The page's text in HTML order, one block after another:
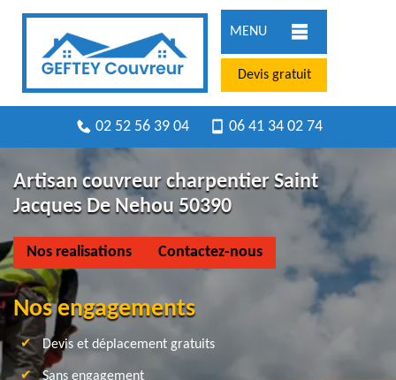
MENU
Devis gratuit
02 52 56 39 04 06 41 34 02 74
Artisan couvreur charpentier Saint
Jacques De Nehou 50390
Nos realisations Contactez-nous
Nos engagements
Devis et déplacement gratuits
Sans engagement